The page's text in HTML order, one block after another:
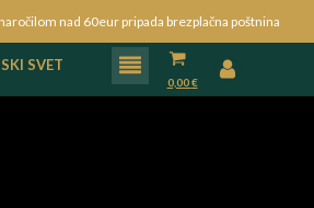
nad 60eur pripada brezplačna poštnina
SVET
0,00€